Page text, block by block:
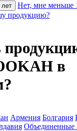
Нет, мне меньше
продукцию?
в
Армения Болгария
Объединенные